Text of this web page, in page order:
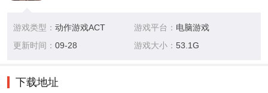
游戏类型： 动作游戏ACT 游戏平台： 电脑游戏
更新时间： 09-28 游戏大小： 53.1G
下载地址